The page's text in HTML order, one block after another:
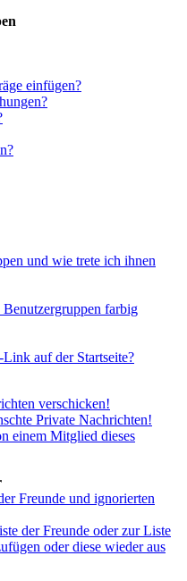
einfügen?
und wie trete ich ihnen
Benutzergruppen farbig
Link auf der Startseite?
verschicken!
Private Nachrichten!
einem Mitglied dieses
Freunde und ignorierten
der Freunde oder zur Liste
oder diese wieder aus